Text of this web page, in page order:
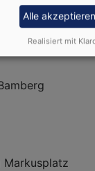
(Stand
zu helfen? Wir
Markusplatz
Alle
Realisiert mit